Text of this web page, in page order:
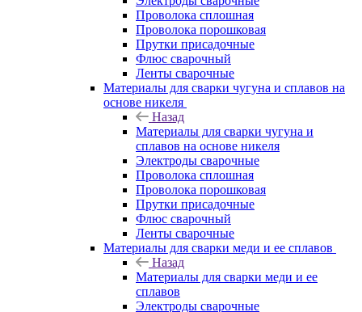
Проволока сплошная
Проволока порошковая
Прутки присадочные
Флюс сварочный
Ленты сварочные
Материалы для сварки чугуна и сплавов на
основе никеля
Назад
Материалы для сварки чугуна и
сплавов на основе никеля
Электроды сварочные
Проволока сплошная
Проволока порошковая
Прутки присадочные
Флюс сварочный
Ленты сварочные
Материалы для сварки меди и ее сплавов
Назад
Материалы для сварки меди и ее
сплавов
Электроды сварочные